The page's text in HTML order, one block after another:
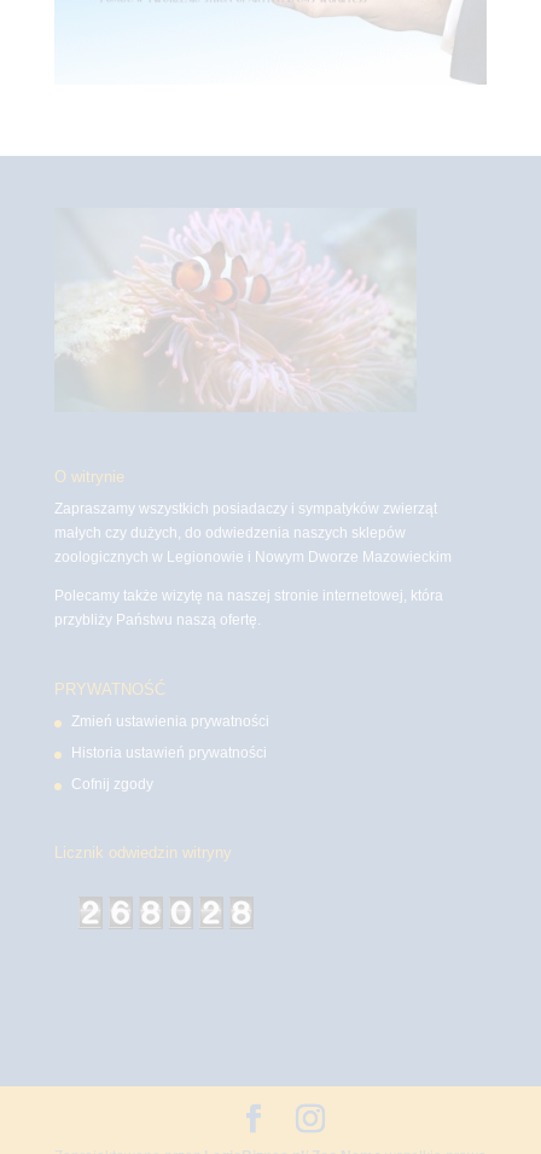
O witrynie
Zapraszamy wszystkich posiadaczy i sympatyków zwierząt
małych czy dużych, do odwiedzenia naszych sklepów
zoologicznych w Legionowie i Nowym Dworze Mazowieckim
Polecamy także wizytę na naszej stronie internetowej, która
przybliży Państwu naszą ofertę.
PRYWATNOŚĆ
Zmień ustawienia prywatności
Historia ustawień prywatności
Cofnij zgody
Licznik odwiedzin witryny